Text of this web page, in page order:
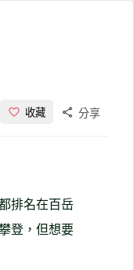
收藏 分享
排名在百岳
登，但想要